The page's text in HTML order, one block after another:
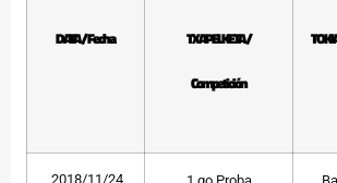
DATA / Fecha TXAPELKETA /
Competición
2018/11/24